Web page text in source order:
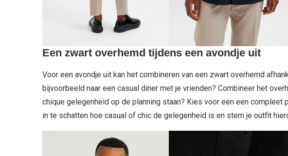
Een zwart overhemd tijdens een avondje uit
Voor een avondje uit kan het combineren van een zwart overhemd
bijvoorbeeld naar een casual diner met je vrienden? Combineer het
chique gelegenheid op de planning staan? Kies voor een een
in te schatten hoe casual of chic de gelegenheid is en stem je outfit